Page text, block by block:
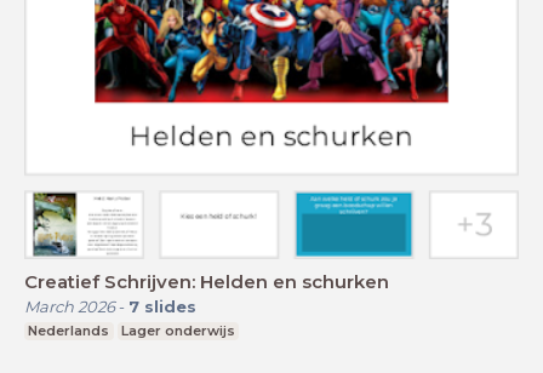
Creatief Schrijven: Helden en schurken
March 2026- 7 slides
Nederlands Lager onderwijs